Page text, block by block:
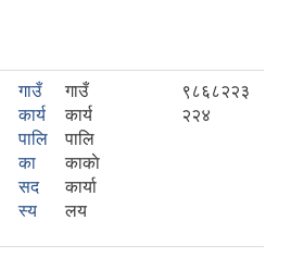
गाउँ
कार्य
पालि
का
सद
स्य
गाउँ
कार्य
पालि
काकाे
कार्या
लय
९८६८२२३
२२४